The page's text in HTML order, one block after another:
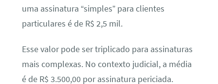
uma assinatura “simples” para clientes
particulares é de R$ 2,5 mil.
Esse valor pode ser triplicado para assinaturas
mais complexas. No contexto judicial, a média
é de R$ 3.500,00 por assinatura periciada.